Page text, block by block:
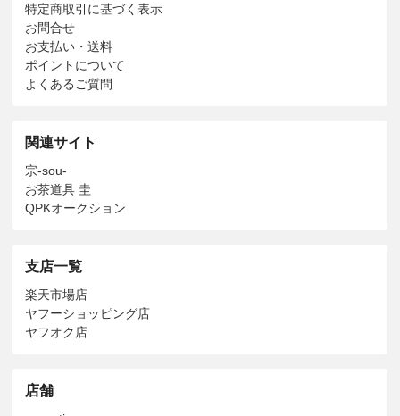
特定商取引に基づく表示
お問合せ
お支払い・送料
ポイントについて
よくあるご質問
関連サイト
宗-sou-
お茶道具 圭
QPKオークション
支店一覧
楽天市場店
ヤフーショッピング店
ヤフオク店
店舗